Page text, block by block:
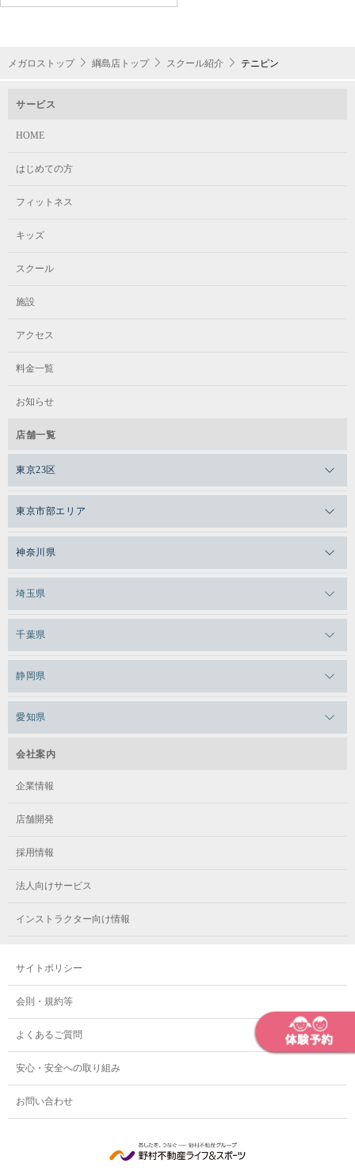
メガロストップ 綱島店トップ スクール紹介 テニピン
サービス
HOME
はじめての方
フィットネス
キッズ
スクール
施設
アクセス
料金一覧
お知らせ
店舗一覧
東京23区
メガロスルフレ恵比寿
メガロス日比谷シャンテ
メガロス田端
メガロスルフレ田端
メガロスキッズ錦糸町
メガロス葛飾
東京市部エリア
メガロス三鷹
メガロスルフレ三鷹
メガロスルフレ武蔵小金井
メガロス小平テニススクール
メガロス玉川学園テニススクール
メガロス東小金井学童クラブ
神奈川県
メガロス上永谷
メガロスルフレ上永谷
メガロス日吉
メガロス綱島
メガロスルフレ綱島
メガロス市ヶ尾
メガロス鷺沼
メガロスルフレ鷺沼
メガロス相模大野
メガロス大和
埼玉県
メガロスルフレ草加
千葉県
メガロス本八幡
静岡県
愛知県
メガロステラッセ納屋橋
メガロス千種
会社案内
企業情報
店舗開発
採用情報
法人向けサービス
インストラクター向け情報
サイトポリシー
会則・規約等
よくあるご質問
安心・安全への取り組み
お問い合わせ